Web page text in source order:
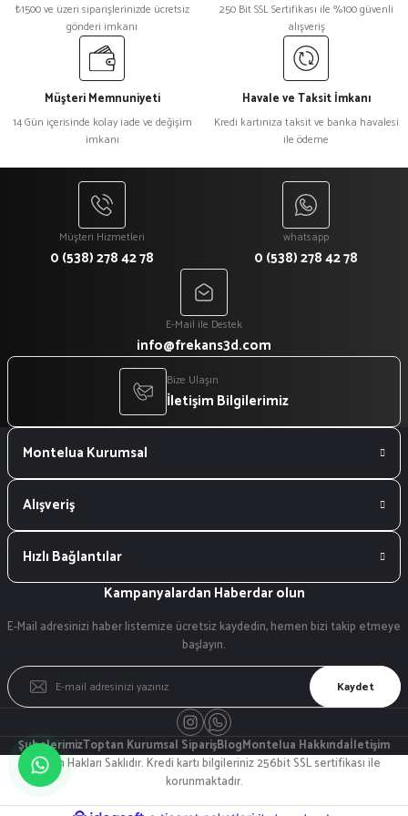
₺1500 ve üzeri siparişlerinizde ücretsiz
gönderi imkanı
250 Bit SSL Sertifikası ile %100 güvenli
alışveriş
Müşteri Memnuniyeti
14 Gün içerisinde kolay iade ve değişim
imkanı
Havale ve Taksit İmkanı
Kredi kartınıza taksit ve banka havalesi
ile ödeme
Müşteri Hizmetleri
0 (538) 278 42 78
whatsapp
0 (538) 278 42 78
E-Mail ile Destek
info@frekans3d.com
Bize Ulaşın
İletişim Bilgilerimiz
Montelua Kurumsal
Alışveriş
Hızlı Bağlantılar
Kampanyalardan Haberdar olun
E-Mail adresinizi haber listemize ücretsiz kaydedin, hemen bizi takip etmeye
başlayın.
Kaydet
ŞubelerimizToptan Kurumsal SiparişBlogMontelua Hakkındaİletişim
© Tüm Hakları Saklıdır. Kredi kartı bilgileriniz 256bit SSL sertifikası ile
korunmaktadır.